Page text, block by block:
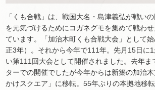
「くも合戦」は、戦国大名・島津義弘が戦い
を元気づけるためにコガネグモを集めて戦わ
ています。「加治木町くも合戦大会」として
正3年）。それから今年で111年。先月15日に
い第111回大会として開催されました。去年ま
ターでの開催でしたが今年からは新築の加治
かけスクエア」に移転。55年ぶりの本拠地移